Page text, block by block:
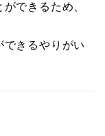
できるため、
できるやりがい